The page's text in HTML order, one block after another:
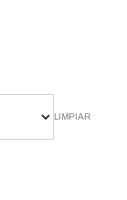
LIMPIAR